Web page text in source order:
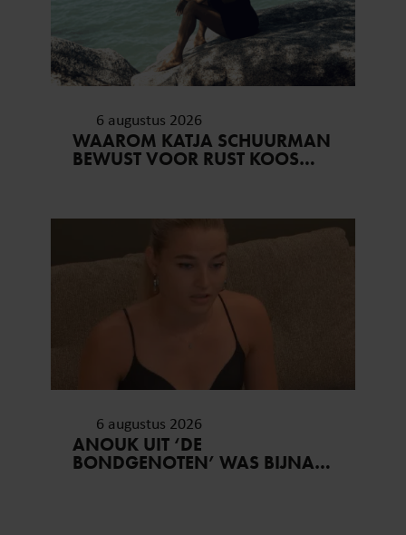
6 augustus 2026
WAAROM KATJA SCHUURMAN
BEWUST VOOR RUST KOOS…
6 augustus 2026
ANOUK UIT ‘DE
BONDGENOTEN’ WAS BIJNA